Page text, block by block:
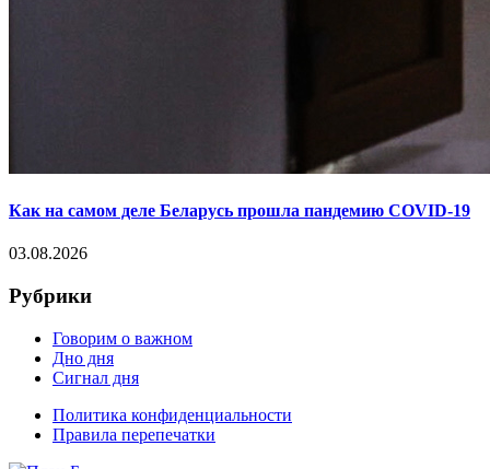
Как на самом деле Беларусь прошла пандемию COVID-19
03.08.2026
Рубрики
Говорим о важном
Дно дня
Сигнал дня
Политика конфиденциальности
Правила перепечатки